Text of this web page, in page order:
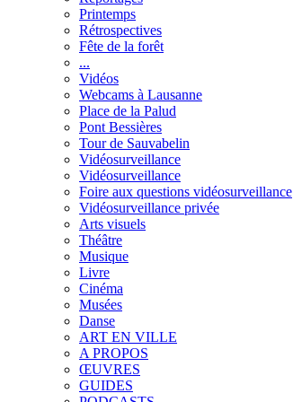
Printemps
Rétrospectives
Fête de la forêt
...
Vidéos
Webcams à Lausanne
Place de la Palud
Pont Bessières
Tour de Sauvabelin
Vidéosurveillance
Vidéosurveillance
Foire aux questions vidéosurveillance
Vidéosurveillance privée
Arts visuels
Théâtre
Musique
Livre
Cinéma
Musées
Danse
ART EN VILLE
A PROPOS
ŒUVRES
GUIDES